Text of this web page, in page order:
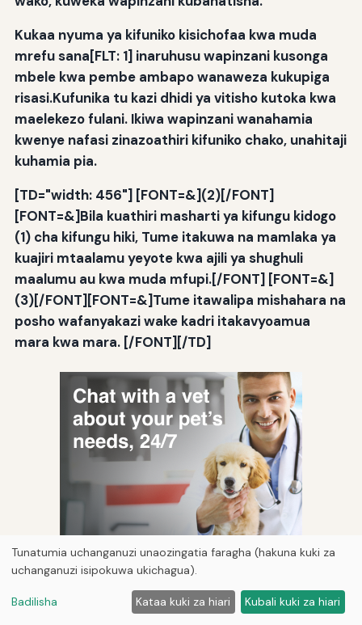
Kukaa nyuma ya kifuniko kisichofaa kwa muda
mrefu sana[FLT: 1] inaruhusu wapinzani kusonga
mbele kwa pembe ambapo wanaweza kukupiga
risasi.Kufunika tu kazi dhidi ya vitisho kutoka kwa
maelekezo fulani. Ikiwa wapinzani wanahamia
kwenye nafasi zinazoathiri kifuniko chako, unahitaji
kuhamia pia.
[TD="width: 456"] [FONT=&](2)[/FONT]
[FONT=&]Bila kuathiri masharti ya kifungu kidogo
(1) cha kifungu hiki, Tume itakuwa na mamlaka ya
kuajiri mtaalamu yeyote kwa ajili ya shughuli
maalumu au kwa muda mfupi.[/FONT] [FONT=&]
(3)[/FONT][FONT=&]Tume itawalipa mishahara na
posho wafanyakazi wake kadri itakavyoamua
mara kwa mara. [/FONT][/TD]
Si kutumia bima wakati wote[FLT:] hutokea zaidi
Tunatumia uchanganuzi unaozingatia faragha (hakuna kuki za
uchanganuzi isipokuwa ukichagua).
Badilisha Kataa kuki za hiari Kubali kuki za hiari